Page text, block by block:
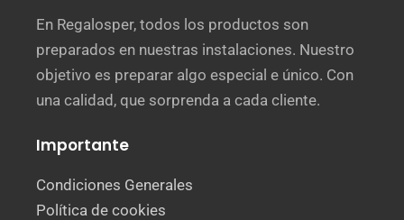
En Regalosper, todos los productos son
preparados en nuestras instalaciones. Nuestro
objetivo es preparar algo especial e único. Con
una calidad, que sorprenda a cada cliente.
Importante
Condiciones Generales
Política de cookies